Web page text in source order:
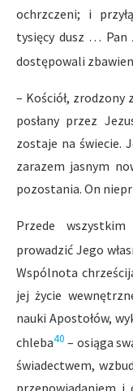
ochrzczeni; i
tysięcy dusz … Pan
dostępowali
– Kościół,
posłany przez
zostaje na świecie.
zarazem jasnym
pozostania. On
Przede
prowadzić Jego
Wspólnota
jej życie
nauki Apostołów,
chleba40 – osiąga
świadectwem,